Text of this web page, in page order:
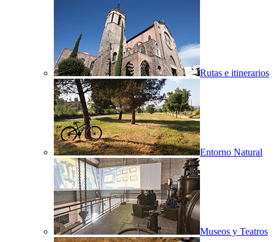
Rutas e itinerarios
Entorno Natural
Museos y Teatros